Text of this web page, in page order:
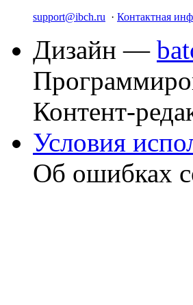
support@ibch.ru · Контактная
Дизайн —
Контент-
Условия
Об ошибках